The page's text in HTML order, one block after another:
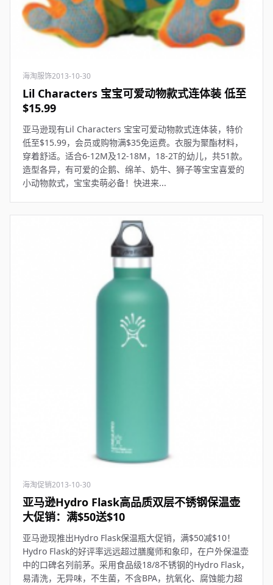
海淘服饰2013-10-30
Lil Characters 宝宝可爱动物款式连体装 低至
$15.99
亚马逊现有Lil Characters 宝宝可爱动物款式连体装，特价
低至$15.99，会员或购物满$35免运费。衣服为聚酯材料，
穿着舒适。适合6-12M及12-18M，18-2T的幼儿，共51款。
造型各异，有可爱的企鹅、绵羊、奶牛、狮子等宝宝喜爱的
小动物款式，宝宝卖萌必备！快进来...
海淘促销2013-10-30
亚马逊Hydro Flask高品质双层不锈钢保温壶
大促销：满$50送$10
亚马逊现推出Hydro Flask保温瓶大促销，满$50减$10！
Hydro Flask的好评率远远超过膳魔师和象印，在户外保温壶
中的口碑名列前茅。采用食品级18/8不锈钢的Hydro Flask，
易清洗，无异味，不生菌，不含BPA，抗氧化、腐蚀能力超